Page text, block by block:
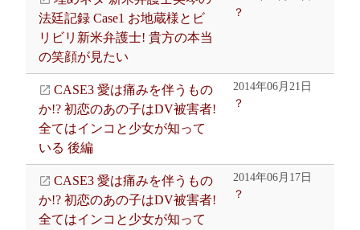
法廷記録 Case1 お地蔵様とビ
リビリ新米弁護士! 貴方の本当
の笑顔が見たい
？
CASE3 愛は痛みを伴うもの
か!? 初恋のあの子はDV被害者!
全てはインコと少女が知って
いる 後編
2014年06月21日
？
CASE3 愛は痛みを伴うもの
か!? 初恋のあの子はDV被害者!
全てはインコと少女が知って
2014年06月17日
？